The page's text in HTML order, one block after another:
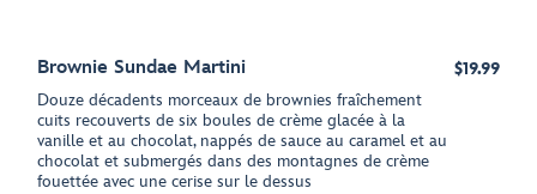
Brownie Sundae Martini
Douze décadents morceaux de brownies fraîchement
cuits recouverts de six boules de crème glacée à la
vanille et au chocolat, nappés de sauce au caramel et au
chocolat et submergés dans des montagnes de crème
fouettée avec une cerise sur le dessus
$19.99